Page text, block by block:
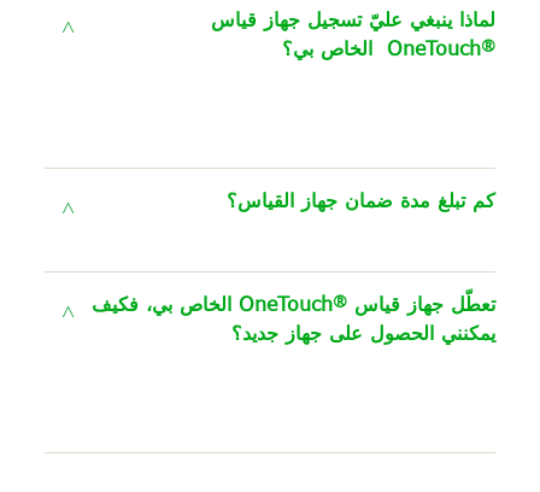
لماذا ينبغي عليّ تسجيل جهاز قياس
®
OneTouch الخاص بي؟
كم تبلغ مدة ضمان جهاز القياس؟
تعطّل جهاز قياس OneTouch®
الخاص بي، فكيف
يمكنني الحصول على جهاز جديد؟